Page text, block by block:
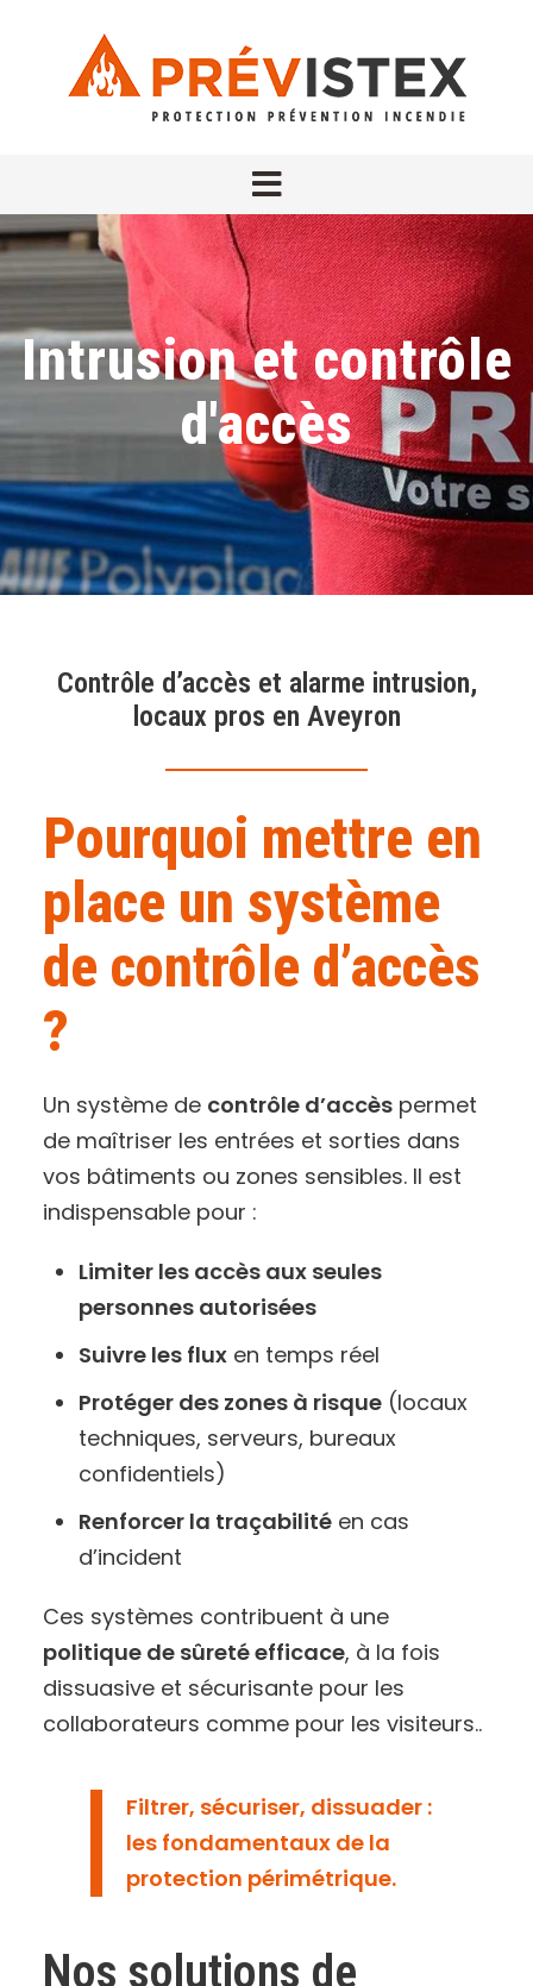
Intrusion et contrôle
d'accès
Contrôle d’accès et alarme intrusion,
locaux pros en Aveyron
Pourquoi mettre en
place un système
de contrôle d’accès
?
Un système de contrôle d’accèspermet
de maîtriser les entrées et sorties dans
vos bâtiments ou zones sensibles. Il est
indispensable pour :
Limiter les accès aux seules
personnes autorisées
Suivre les fluxen temps réel
Protéger des zones à risque(locaux
techniques, serveurs, bureaux
confidentiels)
Renforcer la traçabilitéen cas
d’incident
Ces systèmes contribuent à une
politique de sûreté efficace, à la fois
dissuasive et sécurisante pour les
collaborateurs comme pour les visiteurs..
Filtrer, sécuriser, dissuader :
les fondamentaux de la
protection périmétrique.
Nos solutions de